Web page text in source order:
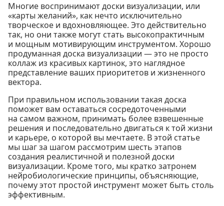
Многие воспринимают доски визуализации, или
«карты желаний», как нечто исключительно
творческое и вдохновляющее. Это действительно
так, но они также могут стать высокопрактичным
и мощным мотивирующим инструментом. Хорошо
продуманная доска визуализации — это не просто
коллаж из красивых картинок, это наглядное
представление ваших приоритетов и жизненного
вектора.
При правильном использовании такая доска
поможет вам оставаться сосредоточенными
на самом важном, принимать более взвешенные
решения и последовательно двигаться к той жизни
и карьере, о которой вы мечтаете. В этой статье
мы шаг за шагом рассмотрим шесть этапов
создания реалистичной и полезной доски
визуализации. Кроме того, мы кратко затронем
нейробиологические принципы, объясняющие,
почему этот простой инструмент может быть столь
эффективным.